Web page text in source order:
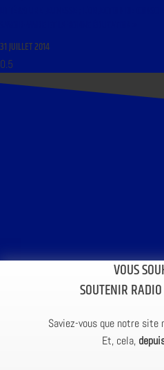
31 JUILLET 2014
VOUS
SOUTENIR
Saviez-vous que notre site
Et, cela,